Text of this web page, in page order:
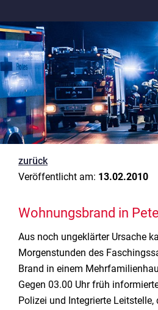
zurück
Veröffentlicht am: 13.02.2010
Wohnungsbrand in
Aus noch ungeklärter Ursache
Morgenstunden des
Brand in einem
Gegen 03.00 Uhr früh
Polizei und Integrierte Leitstelle,